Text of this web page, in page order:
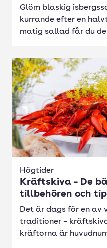
Glöm blaskig
kurrande efter en
matig sallad får du
Högtider
Kräftskiva – De
tillbehören och
Det är dags för en av
traditioner –
kräftorna är